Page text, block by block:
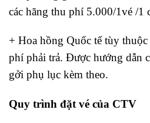
các hãng thu phí 5.000/1vé /1
+ Hoa hồng Quốc tế tùy
phí phải trả. Được hướng dẫn
gởi phụ lục kèm theo.
Quy trình đặt vé của CTV